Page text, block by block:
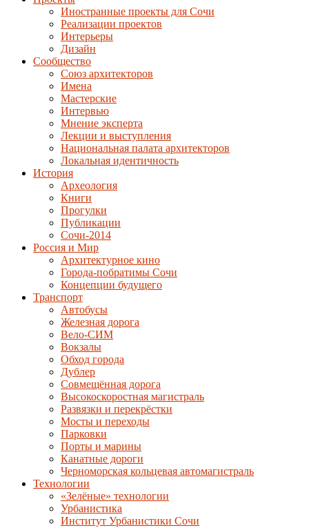
Иностранные проекты для Сочи
Реализации проектов
Интерьеры
Дизайн
Сообщество
Союз архитекторов
Имена
Мастерские
Интервью
Мнение эксперта
Лекции и выступления
Национальная палата архитекторов
Локальная идентичность
История
Археология
Книги
Прогулки
Публикации
Сочи-2014
Россия и Мир
Архитектурное кино
Города-побратимы Сочи
Концепции будущего
Транспорт
Автобусы
Железная дорога
Вело-СИМ
Вокзалы
Обход города
Дублер
Совмещённая дорога
Высокоскоростная магистраль
Развязки и перекрёстки
Мосты и переходы
Парковки
Порты и марины
Канатные дороги
Черноморская кольцевая автомагистраль
Технологии
«Зелёные» технологии
Урбанистика
Институт Урбанистики Сочи